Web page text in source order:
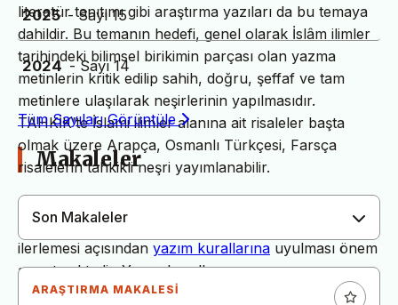
literatür tanıtımı gibi araştırma yazıları da bu temaya
dahildir. Bu temanın hedefi, genel olarak İslâm ilimler
tarihindeki bilimsel birikimin parçası olan yazma
metinlerin kritik edilip sahih, doğru, şeffaf ve tam
metinlere ulaşılarak neşirlerinin yapılmasıdır.
TAHKİK’te İslami ilimler alanına ait risaleler başta
olmak üzere Arapça, Osmanlı Türkçesi, Farsça
risalelerin tahkikli neşri yayımlanabilir.
Dergimiz yayın süreçlerinin daha hızlı ve sağlıklı
ilerlemesi açısından yazım kurallarına uyulması önem
arz etmektedir. Yazım kurallarına uymayan
başvurular değerlendirme aşamasına alınmadan iade
2025 - Sayı 15
2024 - Sayı 14
Tüm Sayıları Görüntüle
Makaleler
Son Makaleler
ARAŞTIRMA MAKALESI